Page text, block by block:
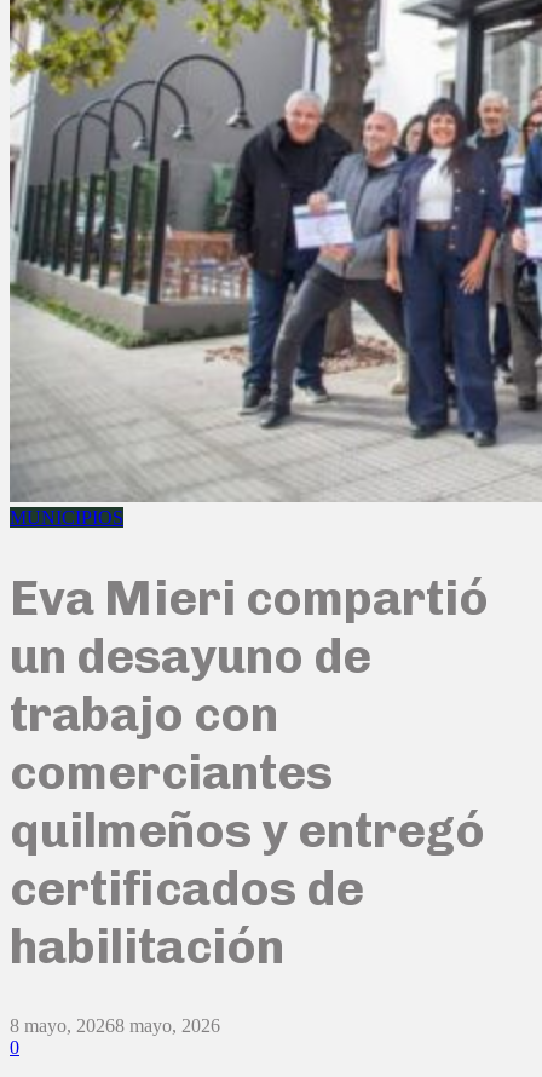
MUNICIPIOS
Eva Mieri compartió
un desayuno de
trabajo con
comerciantes
quilmeños y entregó
certificados de
habilitación
8 mayo, 20268 mayo, 2026
0